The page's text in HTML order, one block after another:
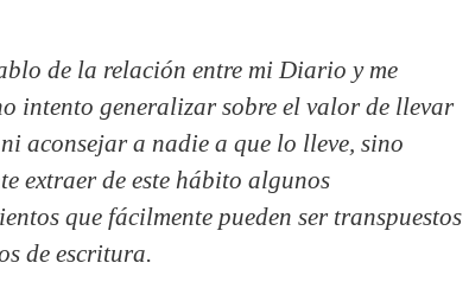
de la relación entre mi Diario y me
intento generalizar sobre el valor de llevar
aconsejar a nadie a que lo lleve, sino
extraer de este hábito algunos
que fácilmente pueden ser transpuestos
de escritura.